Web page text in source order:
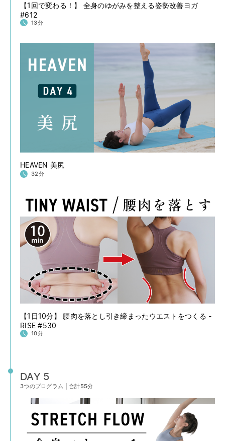
【1回で変わる！】 全身のゆがみを整える姿勢改善ヨガ
#612
13分
HEAVEN 美尻
32分
【1日10分】 腰肉を落とし引き締まったウエストをつくる -
RISE #530
10分
DAY 5
3つのプログラム 合計55分